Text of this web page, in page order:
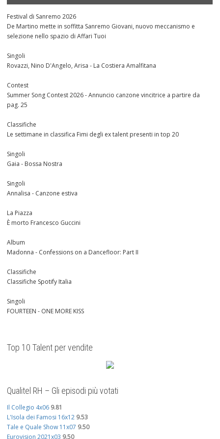
Festival di Sanremo 2026
De Martino mette in soffitta Sanremo Giovani, nuovo meccanismo e
selezione nello spazio di Affari Tuoi
Singoli
Rovazzi, Nino D'Angelo, Arisa - La Costiera Amalfitana
Contest
Summer Song Contest 2026 - Annuncio canzone vincitrice a partire da
pag. 25
Classifiche
Le settimane in classifica Fimi degli ex talent presenti in top 20
Singoli
Gaia - Bossa Nostra
Singoli
Annalisa - Canzone estiva
La Piazza
È morto Francesco Guccini
Album
Madonna - Confessions on a Dancefloor: Part II
Classifiche
Classifiche Spotify Italia
Singoli
FOURTEEN - ONE MORE KISS
Top 10 Talent per vendite
Qualitel RH – Gli episodi più votati
Il Collegio 4x06 9.81
L'Isola dei Famosi 16x12 9.53
Tale e Quale Show 11x07 9.50
Eurovision 2021x03 9.50